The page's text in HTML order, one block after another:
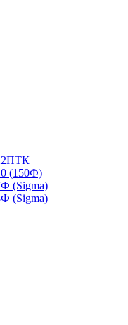
(150Ф)
(Sigma)
(Sigma)